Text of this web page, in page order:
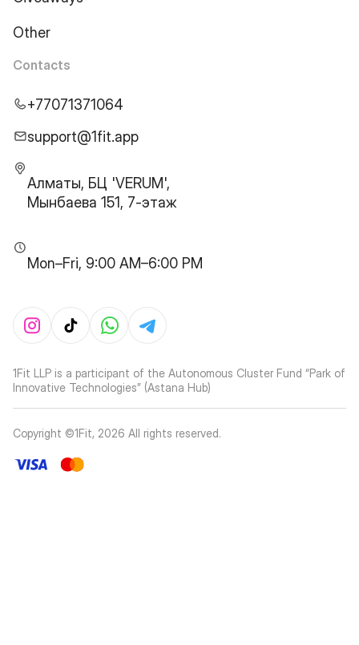
Other
Contacts
+77071371064
support@1fit.app
Алматы, БЦ 'VERUM',
Мынбаева 151, 7-этаж
Mon–Fri, 9:00 AM–6:00 PM
1Fit LLP is a participant of the Autonomous Cluster Fund “Park of
Innovative Technologies” (Astana Hub)
Copyright ©1Fit, 2026 All rights reserved.